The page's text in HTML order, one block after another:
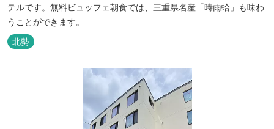
テルです。無料ビュッフェ朝食では、三重県名産「時雨蛤」も味わ
うことができます。
北勢